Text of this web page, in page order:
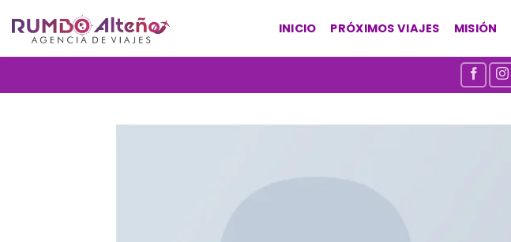
contenido
INICIO PRÓXIMOS VIAJES MISIÓN